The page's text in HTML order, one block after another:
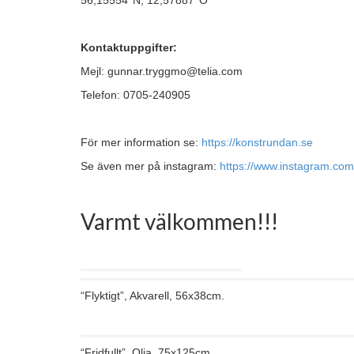
Kontaktuppgifter:
Mejl: gunnar.tryggmo@telia.com
Telefon: 0705-240905
För mer information se: https://konstrundan.se
Se även mer på instagram: https://
Varmt välkommen!!!
“Flyktigt”, Akvarell, 56x38cm.